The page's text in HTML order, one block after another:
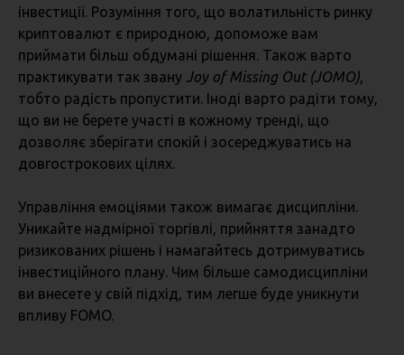
інвестиції. Розуміння того, що волатильність ринку
криптовалют є природною, допоможе вам
приймати більш обдумані рішення. Також варто
практикувати так звану Joy of Missing Out (JOMO),
тобто радість пропустити. Іноді варто радіти тому,
що ви не берете участі в кожному тренді, що
дозволяє зберігати спокій і зосереджуватись на
довгострокових цілях.
Управління емоціями також вимагає дисципліни.
Уникайте надмірної торгівлі, прийняття занадто
ризикованих рішень і намагайтесь дотримуватись
інвестиційного плану. Чим більше самодисципліни
ви внесете у свій підхід, тим легше буде уникнути
впливу FOMO.